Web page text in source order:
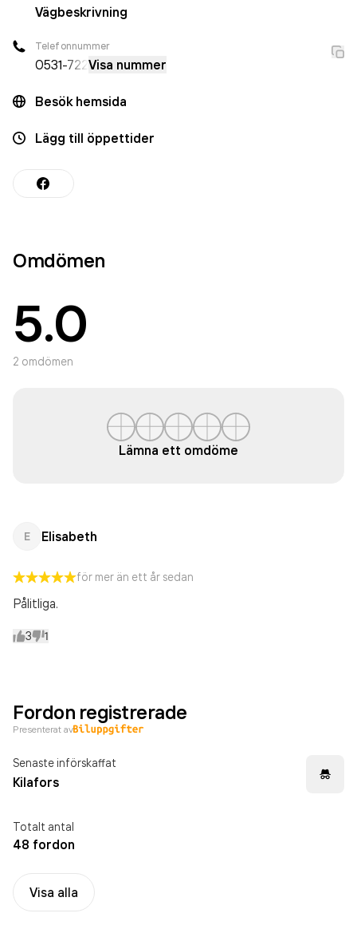
Vägbeskrivning
Telefonnummer
0531-722Visa nummer
Besök hemsida
Lägg till öppettider
Omdömen
5.0
2 omdömen
Lämna ett omdöme
E Elisabeth
för mer än ett år sedan
Pålitliga.
3 1
Fordon registrerade
Presenterat av
Senaste införskaffat
Kilafors
Totalt antal
48 fordon
Visa alla